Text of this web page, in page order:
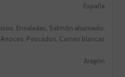
España
Ensaladas, Salmón ahumado,
Arroces, Pescados, Carnes blancas
Aragón